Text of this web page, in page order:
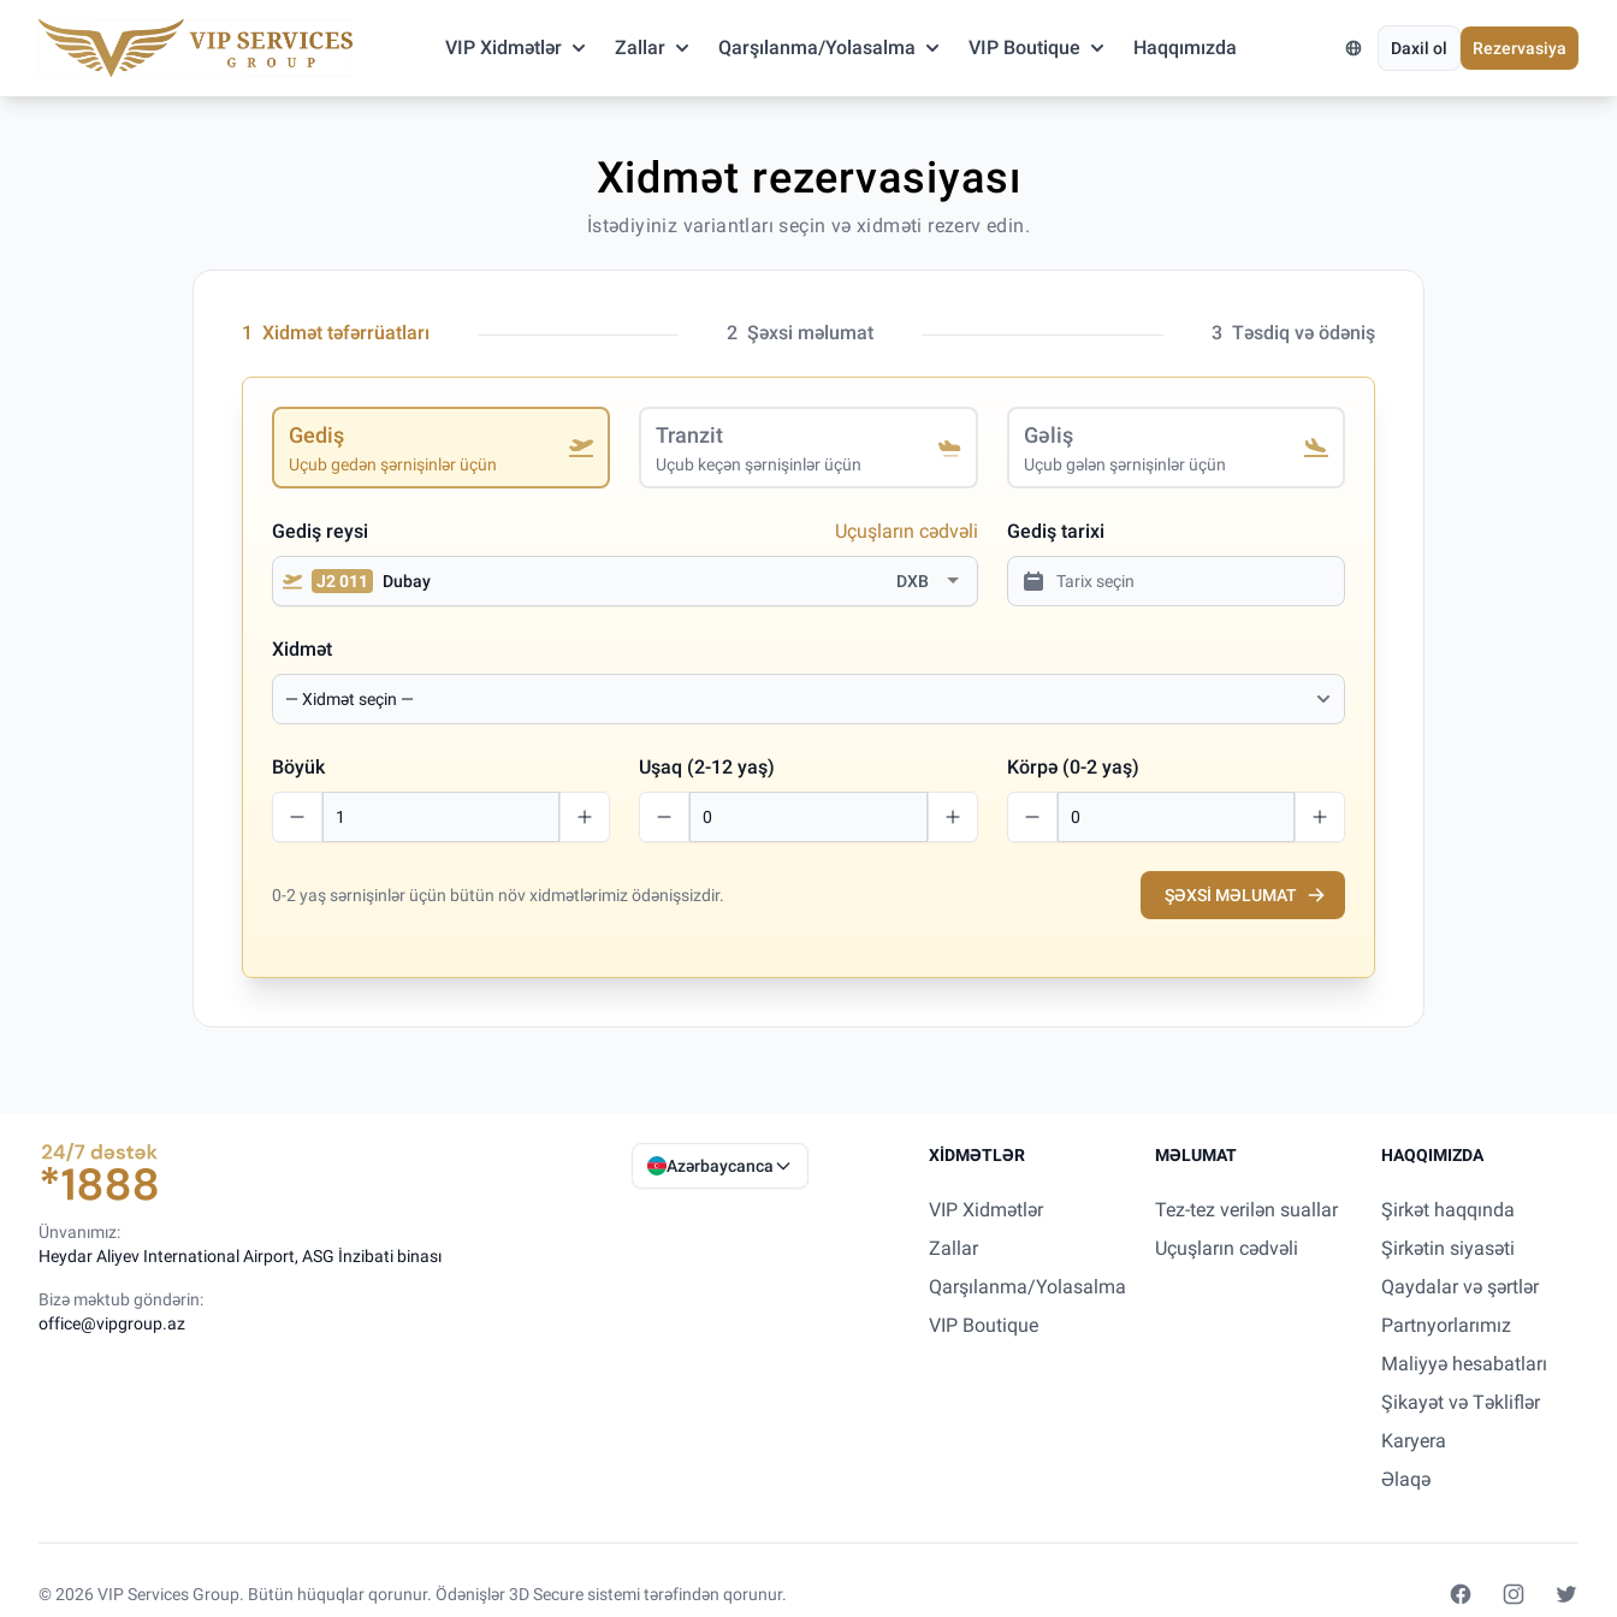
Daxil ol Rezervasiya
VIP Xidmətlər Zallar Qarşılanma/Yolasalma VIP Boutique Haqqımızda
Xidmət rezervasiyası
İstədiyiniz variantları seçin və xidməti rezerv edin.
1 Xidmət təfərrüatları 2 Şəxsi məlumat 3 Təsdiq və ödəniş
Gediş
Uçub gedən şərnişinlər üçün
Tranzit
Uçub keçən şərnişinlər üçün
Gəliş
Uçub gələn şərnişinlər üçün
Gediş reysi Uçuşların cədvəli
J2 011 Dubay DXB
Gediş tarixi
Xidmət
Böyük Uşaq (2-12 yaş) Körpə (0-2 yaş)
0-2 yaş sərnişinlər üçün bütün növ xidmətlərimiz ödənişsizdir. ŞƏXSI MƏLUMAT
Azərbaycanca
Ünvanımız:
Heydar Aliyev International Airport, ASG İnzibati binası
Bizə məktub göndərin:
office@vipgroup.az
XIDMƏTLƏR
VIP Xidmətlər
Zallar
Qarşılanma/Yolasalma
VIP Boutique
MƏLUMAT
Tez-tez verilən suallar
Uçuşların cədvəli
HAQQIMIZDA
Şirkət haqqında
Şirkətin siyasəti
Qaydalar və şərtlər
Partnyorlarımız
Maliyyə hesabatları
Şikayət və Təkliflər
Karyera
Əlaqə
© 2026 VIP Services Group. Bütün hüquqlar qorunur. Ödənişlər 3D Secure sistemi tərəfindən qorunur.